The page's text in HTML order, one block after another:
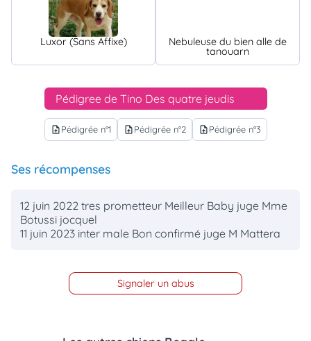
Luxor (Sans Affixe) Nebuleuse du bien alle de
tanouarn
Pédigree de Tino Des quatre jeudis
upload_file Pédigrée n°1 upload_file Pédigrée n°2 upload_file Pédigrée n°3
Ses récompenses
12 juin 2022 tres prometteur Meilleur Baby juge Mme
Botussi jocquel
11 juin 2023 inter male Bon confirmé juge M Mattera
Signaler un abus